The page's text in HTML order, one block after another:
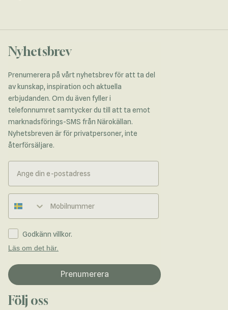
Nyhetsbrev
Prenumerera på vårt nyhetsbrev för att ta del
av kunskap, inspiration och aktuella
erbjudanden. Om du även fyller i
telefonnumret samtycker du till att ta emot
marknadsförings-SMS från Närokällan.
Nyhetsbreven är för privatpersoner, inte
återförsäljare.
Telefonnummer
Godkänn villkor.
Läs om det här.
Prenumerera
Följ oss